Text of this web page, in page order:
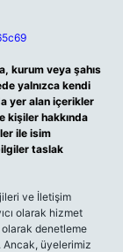
kurum veya şahıs
yalnızca kendi
yer alan içerikler
kişiler hakkında
ile isim
taslak
ve İletişim
olarak hizmet
denetleme
Ancak, üyelerimiz